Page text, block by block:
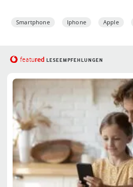
Smartphone Iphone Apple
featured LESEEMPFEHLUNGEN